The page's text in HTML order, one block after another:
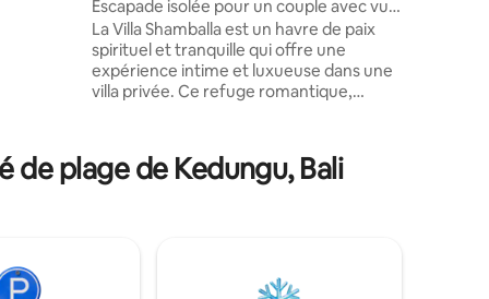
Escapade isolée pour un couple avec vue
panoramique
La Villa Shamballa est un havre de paix
spirituel et tranquille qui offre une
expérience intime et luxueuse dans une
villa privée. Ce refuge romantique,
Wos, est l'endroit idéal pour un couple,
en particulier pour sa lune de miel, son
réservation de 5 nuits ou plus avant le
de plage de Kedungu, Bali